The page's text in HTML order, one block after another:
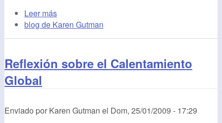
Leer más
blog de Karen Gutman
Reflexión sobre el Calentamiento
Global
Enviado por Karen Gutman el Dom, 25/01/2009 - 17:29